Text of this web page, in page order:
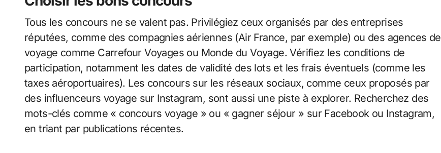
Tous les concours ne se valent pas. Privilégiez ceux organisés par des entreprises
réputées, comme des compagnies aériennes (Air France, par exemple) ou des agences de
voyage comme Carrefour Voyages ou Monde du Voyage. Vérifiez les conditions de
participation, notamment les dates de validité des lots et les frais éventuels (comme les
taxes aéroportuaires). Les concours sur les réseaux sociaux, comme ceux proposés par
des influenceurs voyage sur Instagram, sont aussi une piste à explorer. Recherchez des
mots-clés comme « concours voyage » ou « gagner séjour » sur Facebook ou Instagram,
en triant par publications récentes.